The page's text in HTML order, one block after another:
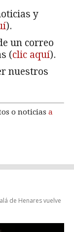
y
).
un correo
(clic aquí).
nuestros
o noticias a